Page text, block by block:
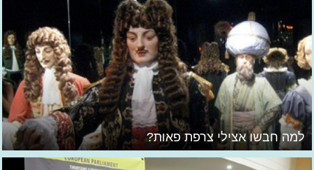
למה חבשו אצילי צרפת פאות?